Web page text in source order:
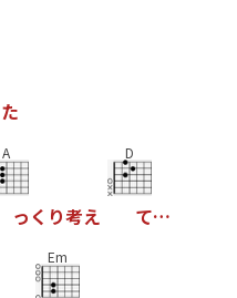
た
A
っ く り考え
D
て…
Em